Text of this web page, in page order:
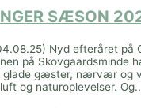
SÆSON
Nyd efteråret på
på Skovgaardsminde
glade gæster, nærvær og
og naturoplevelser.